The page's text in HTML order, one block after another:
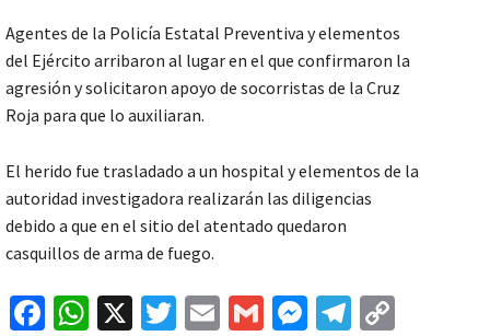
Agentes de la Policía Estatal Preventiva y elementos
del Ejército arribaron al lugar en el que confirmaron la
agresión y solicitaron apoyo de socorristas de la Cruz
Roja para que lo auxiliaran.
El herido fue trasladado a un hospital y elementos de la
autoridad investigadora realizarán las diligencias
debido a que en el sitio del atentado quedaron
casquillos de arma de fuego.
Fa W X
T
E
G
M Te